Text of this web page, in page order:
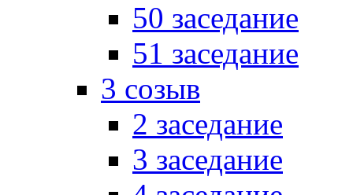
50 заседание
51 заседание
3 созыв
2 заседание
3 заседание